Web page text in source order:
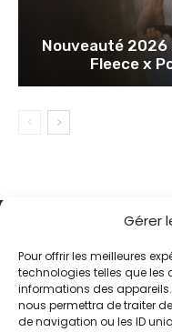
Gérer
Pour offrir les meilleures
technologies telles que les
informations des
nous permettra de traiter
de navigation ou les ID
Nouveauté 2026
Fleece x
Alternative Média est
relations publiques basée
pilote des stratégies de